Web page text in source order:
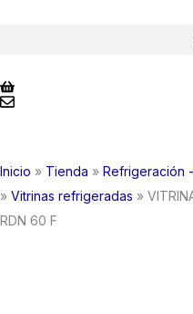
Inicio » Tienda » Refrigeración
» Vitrinas refrigeradas »
RDN 60 F